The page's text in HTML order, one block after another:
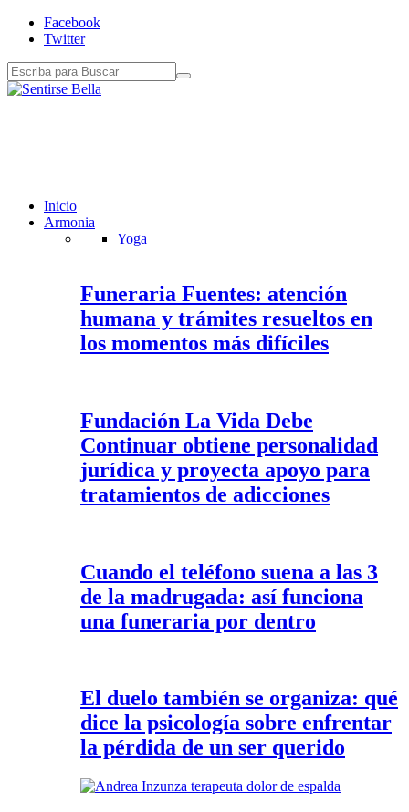
Facebook
Twitter
Inicio
Armonia
Yoga
Funeraria Fuentes: atención
humana y trámites resueltos en
los momentos más difíciles
Fundación La Vida Debe
Continuar obtiene personalidad
jurídica y proyecta apoyo para
tratamientos de adicciones
Cuando el teléfono suena a las 3
de la madrugada: así funciona
una funeraria por dentro
El duelo también se organiza: qué
dice la psicología sobre enfrentar
la pérdida de un ser querido